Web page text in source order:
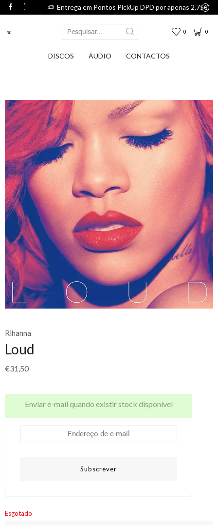
Entrega em Pontos PickUp DPD por apenas 2,75€.
0 0
DISCOS ÁUDIO CONTACTOS
Rihanna
Loud
€31,50
Enviar e-mail quando existir stock disponível
Subscrever
Esgotado